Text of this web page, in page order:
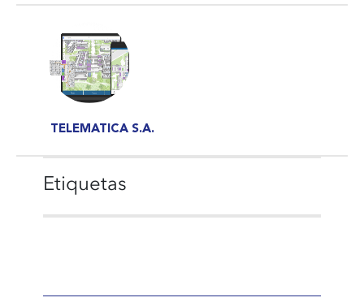
TELEMATICA S.A.
Etiquetas